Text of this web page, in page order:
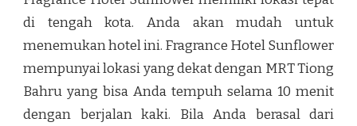
di tengah kota. Anda akan mudah untuk
menemukan hotel ini. Fragrance Hotel Sunflower
mempunyai lokasi yang dekat dengan MRT Tiong
Bahru yang bisa Anda tempuh selama 10 menit
dengan berjalan kaki. Bila Anda berasal dari